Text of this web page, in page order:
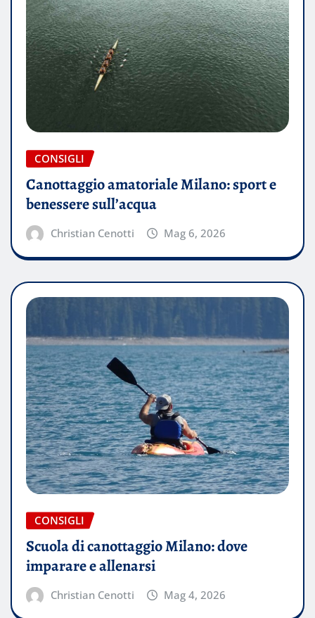
CONSIGLI
Canottaggio amatoriale Milano: sport e
benessere sull’acqua
Christian Cenotti Mag 6, 2026
CONSIGLI
Scuola di canottaggio Milano: dove
imparare e allenarsi
Christian Cenotti Mag 4, 2026